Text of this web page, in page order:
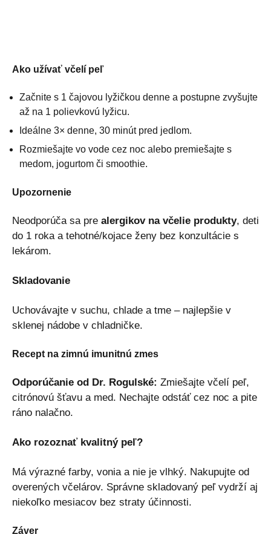
Ako užívať včelí peľ
Začnite s 1 čajovou lyžičkou denne a postupne zvyšujte
až na 1 polievkovú lyžicu.
Ideálne 3× denne, 30 minút pred jedlom.
Rozmiešajte vo vode cez noc alebo premiešajte s
medom, jogurtom či smoothie.
Upozornenie
Neodporúča sa pre alergikov na včelie produkty, deti
do 1 roka a tehotné/kojace ženy bez konzultácie s
lekárom.
Skladovanie
Uchovávajte v suchu, chlade a tme – najlepšie v
sklenej nádobe v chladničke.
Recept na zimnú imunitnú zmes
Odporúčanie od Dr. Rogulské: Zmiešajte včelí peľ,
citrónovú šťavu a med. Nechajte odstáť cez noc a pite
ráno nalačno.
Ako rozoznať kvalitný peľ?
Má výrazné farby, vonia a nie je vlhký. Nakupujte od
overených včelárov. Správne skladovaný peľ vydrží aj
niekoľko mesiacov bez straty účinnosti.
Záver